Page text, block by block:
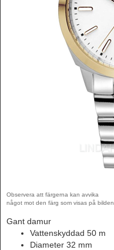
Observera att färgerna kan avvika
något mot den färg som visas på bilden
Gant damur
Vattenskyddad 50 m
Diameter 32 mm